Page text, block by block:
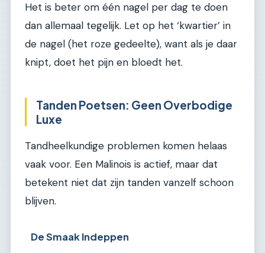
Het is beter om één nagel per dag te doen
dan allemaal tegelijk. Let op het ‘kwartier’ in
de nagel (het roze gedeelte), want als je daar
knipt, doet het pijn en bloedt het.
Tanden Poetsen: Geen Overbodige
Luxe
Tandheelkundige problemen komen helaas
vaak voor. Een Malinois is actief, maar dat
betekent niet dat zijn tanden vanzelf schoon
blijven.
De Smaak Indeppen